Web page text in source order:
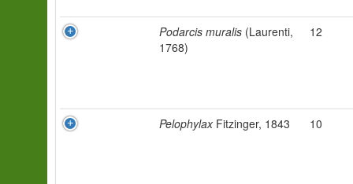
Podarcis muralis (Laurenti,
1768)
12
PelophylaxFitzinger, 1843 10